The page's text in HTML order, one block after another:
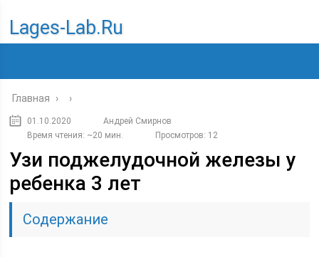
Lages-Lab.ru
Главная › ›
01.10.2020
Андрей Смирнов
Время чтения: ~20 мин.
Просмотров: 12
Узи поджелудочной железы у
ребенка 3 лет
Содержание